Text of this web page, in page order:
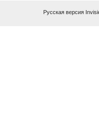
Русская версия